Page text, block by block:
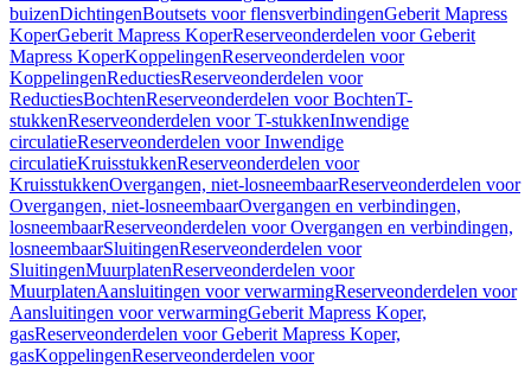
buizenDichtingenBoutsets voor flensverbindingenGeberit Mapress
KoperGeberit Mapress KoperReserveonderdelen voor Geberit
Mapress KoperKoppelingenReserveonderdelen voor
KoppelingenReductiesReserveonderdelen voor
ReductiesBochtenReserveonderdelen voor BochtenT-
stukkenReserveonderdelen voor T-stukkenInwendige
circulatieReserveonderdelen voor Inwendige
circulatieKruisstukkenReserveonderdelen voor
KruisstukkenOvergangen, niet-losneembaarReserveonderdelen voor
Overgangen, niet-losneembaarOvergangen en verbindingen,
losneembaarReserveonderdelen voor Overgangen en verbindingen,
losneembaarSluitingenReserveonderdelen voor
SluitingenMuurplatenReserveonderdelen voor
MuurplatenAansluitingen voor verwarmingReserveonderdelen voor
Aansluitingen voor verwarmingGeberit Mapress Koper,
gasReserveonderdelen voor Geberit Mapress Koper,
gasKoppelingenReserveonderdelen voor